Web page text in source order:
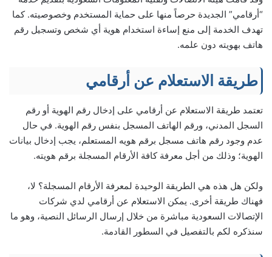
“أرقامي” الجديدة حرصاً منها على حماية المستخدم وخصوصيته. كما
تهدف الخدمة إلى منع إساءة استخدام هوية أي شخص وتسجيل رقم
هاتف بهويته دون علمه.
طريقة الاستعلام عن أرقامي
تعتمد طريقة الاستعلام عن أرقامي على إدخال رقم الهوية أو رقم
السجل المدني، ورقم الهاتف المسجل بنفس رقم الهوية. في حال
عدم وجود رقم هاتف مسجل برقم هويه المستعلم، يجب إدخال بيانات
الهوية؛ وذلك من أجل معرفة كافة الأرقام المسجلة برقم هويته.
ولكن هل هذه هي الطريقة الوحيدة لمعرفة الأرقام المسجلة؟ لا،
فهناك طريقة أخرى. يمكن الاستعلام عن أرقامي لدي شركات
الإتصالات السعودية مباشرة من خلال إرسال الرسائل النصية، وهو ما
سنذكره لكم بالتفصيل في السطور القادمة.